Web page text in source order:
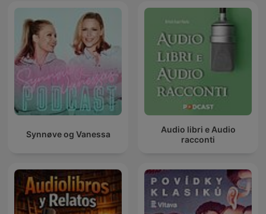
Synnøve og Vanessa
Audio libri e Audio
racconti